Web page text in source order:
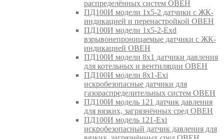
распределённых систем ОВЕН
ПД100И модели 1х5-2 датчики с ЖК-
индикацией и перенастройкой ОВЕН
ПД100И модели 1х5-2-Exd
взрывонепроницаемые датчики с ЖК-
индикацией ОВЕН
ПД100И модели 8х1 датчики давления
для котельных и вентиляции ОВЕН
ПД100И модели 8х1-Exi
искробезопасные датчики для
газораспределительных систем ОВЕН
ПД100И модель 121 датчик давления
для вязких, загрязнённых сред ОВЕН
ПД100И модель 121-Exi
искробезопасный датчик давления для